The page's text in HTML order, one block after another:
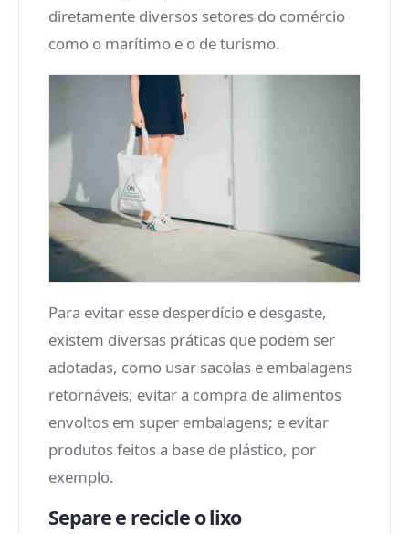
diretamente diversos setores do comércio
como o marítimo e o de turismo.
Para evitar esse desperdício e desgaste,
existem diversas práticas que podem ser
adotadas, como usar sacolas e embalagens
retornáveis; evitar a compra de alimentos
envoltos em super embalagens; e evitar
produtos feitos a base de plástico, por
exemplo.
Separe e recicle o lixo